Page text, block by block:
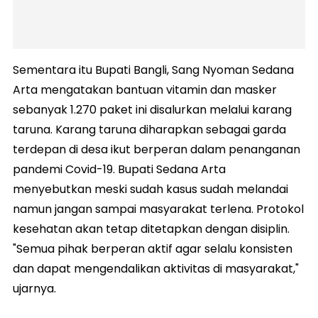
Sementara itu Bupati Bangli, Sang Nyoman Sedana
Arta mengatakan bantuan vitamin dan masker
sebanyak 1.270 paket ini disalurkan melalui karang
taruna. Karang taruna diharapkan sebagai garda
terdepan di desa ikut berperan dalam penanganan
pandemi Covid-19. Bupati Sedana Arta
menyebutkan meski sudah kasus sudah melandai
namun jangan sampai masyarakat terlena. Protokol
kesehatan akan tetap ditetapkan dengan disiplin.
"Semua pihak berperan aktif agar selalu konsisten
dan dapat mengendalikan aktivitas di masyarakat,"
ujarnya.